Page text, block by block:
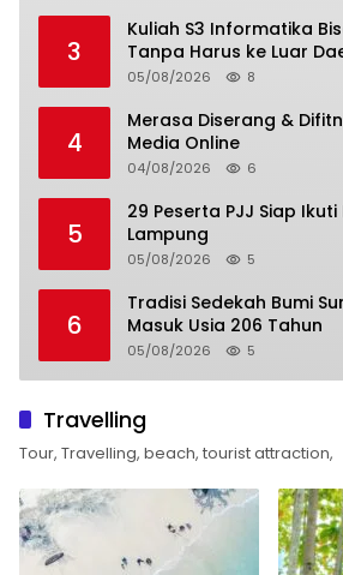
3
Kuliah S3 Informatika
Tanpa Harus ke Luar
05/08/2026 8
4
Merasa Diserang &
Media Online
04/08/2026 6
5
29 Peserta PJJ Siap Ikuti MPLS,
Lampung
05/08/2026 5
6
Tradisi Sedekah Bumi
Masuk Usia 206 Tahun
05/08/2026 5
Travelling
Tour, Travelling, beach, tourist attraction,